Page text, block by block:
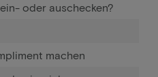
oder auschecken?
machen